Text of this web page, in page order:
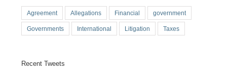
Agreement Allegations Financial government
Governments International Litigation Taxes
Recent Tweets